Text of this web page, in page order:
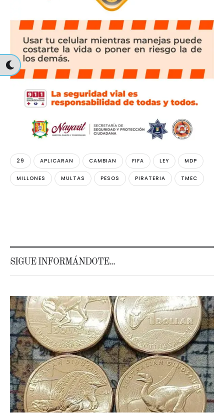
29 APLICARAN CAMBIAN FIFA LEY MDP
MILLONES MULTAS PESOS PIRATERIA TMEC
SIGUE INFORMÁNDOTE...